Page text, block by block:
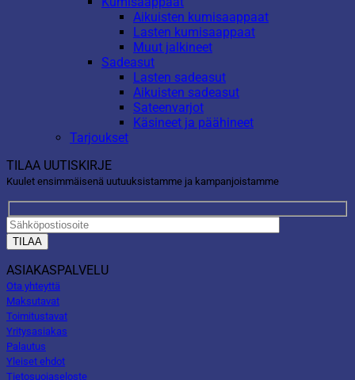
Aikuisten kumisaappaat
Lasten kumisaappaat
Muut jalkineet
Sadeasut
Lasten sadeasut
Aikuisten sadeasut
Sateenvarjot
Käsineet ja päähineet
Tarjoukset
TILAA UUTISKIRJE
Kuulet ensimmäisenä uutuuksistamme ja kampanjoistamme
ASIAKASPALVELU
Ota yhteyttä
Maksutavat
Toimitustavat
Yritysasiakas
Palautus
Yleiset ehdot
Tietosuojaseloste